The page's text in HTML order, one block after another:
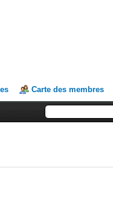
Carte des membres